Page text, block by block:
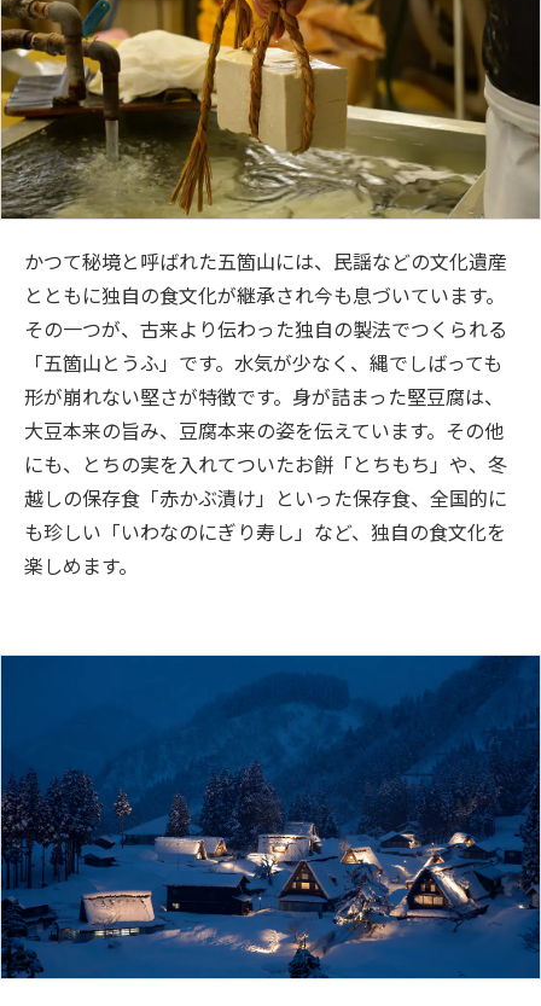
かつて秘境と呼ばれた五箇山には、民謡などの文化遺産
とともに独自の食文化が継承され今も息づいています。
その一つが、古来より伝わった独自の製法でつくられる
「五箇山とうふ」です。水気が少なく、縄でしばっても
形が崩れない堅さが特徴です。身が詰まった堅豆腐は、
大豆本来の旨み、豆腐本来の姿を伝えています。その他
にも、とちの実を入れてついたお餅「とちもち」や、冬
越しの保存食「赤かぶ漬け」といった保存食、全国的に
も珍しい「いわなのにぎり寿し」など、独自の食文化を
楽しめます。